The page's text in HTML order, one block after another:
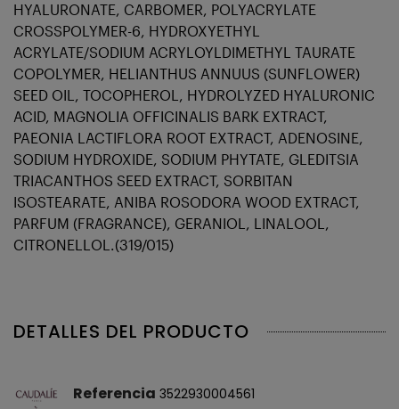
HYALURONATE, CARBOMER, POLYACRYLATE
CROSSPOLYMER-6, HYDROXYETHYL
ACRYLATE/SODIUM ACRYLOYLDIMETHYL TAURATE
COPOLYMER, HELIANTHUS ANNUUS (SUNFLOWER)
SEED OIL, TOCOPHEROL, HYDROLYZED HYALURONIC
ACID, MAGNOLIA OFFICINALIS BARK EXTRACT,
PAEONIA LACTIFLORA ROOT EXTRACT, ADENOSINE,
SODIUM HYDROXIDE, SODIUM PHYTATE, GLEDITSIA
TRIACANTHOS SEED EXTRACT, SORBITAN
ISOSTEARATE, ANIBA ROSODORA WOOD EXTRACT,
PARFUM (FRAGRANCE), GERANIOL, LINALOOL,
CITRONELLOL.(319/015)
DETALLES DEL PRODUCTO
Referencia 3522930004561